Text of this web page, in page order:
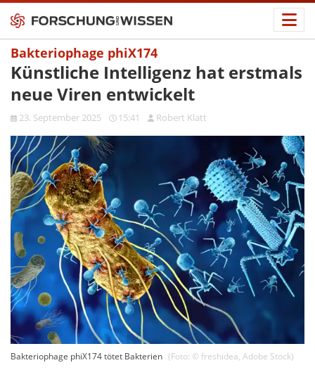
Bakteriophage phiX174
Künstliche Intelligenz hat erstmals
neue Viren entwickelt
23. September 2025 15:41 Robert Klatt
Bakteriophage phiX174 tötet Bakterien (Foto: © freshidea, Adobe Stock)